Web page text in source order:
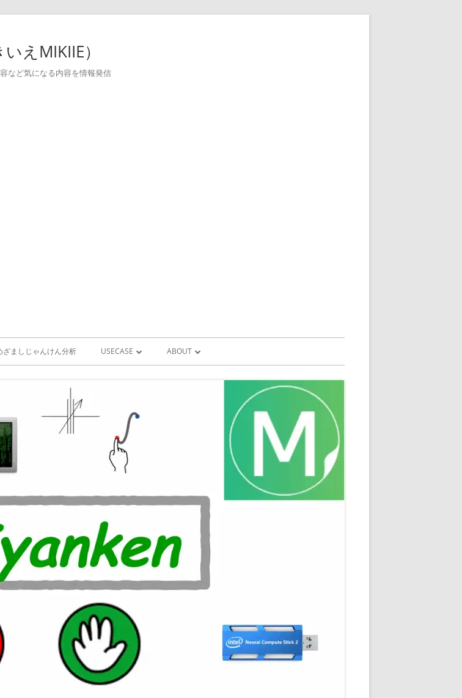
えMIKIIE）
など気になる内容を情報発信
ざましじゃんけん分析 USECASE
雨が降り出す前に通知①GOOGLE HOME
スピーカーとライン通知
GOOGLE HOME音声コマンドで、パソコ
GOOGLE HOME音声コマンドで、パソコ
ンを起動する
室温上昇（30℃）でLINE通知
室温上昇でパソコンシャットダウンと
LINE通知
電車遅延情報をGOOGLE HOME
NOTIFIERでアナウンス
他の部屋に連絡-BY-GOOGLE-HOME-
NOTIFIER
ABOUT